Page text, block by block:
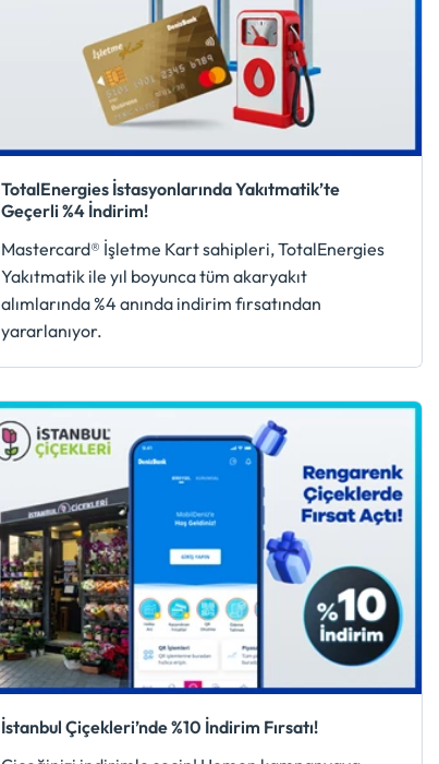
TotalEnergies İstasyonlarında Yakıtmatik’te
Geçerli %4 İndirim!
Mastercard® İşletme Kart sahipleri, TotalEnergies
Yakıtmatik ile yıl boyunca tüm akaryakıt
alımlarında %4 anında indirim fırsatından
yararlanıyor.
İstanbul Çiçekleri’nde %10 İndirim Fırsatı!